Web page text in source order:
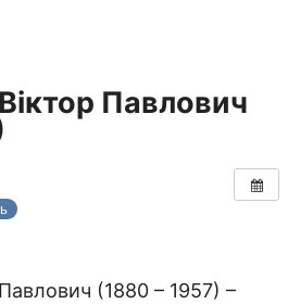
Павлович
(1880 – 1957) –